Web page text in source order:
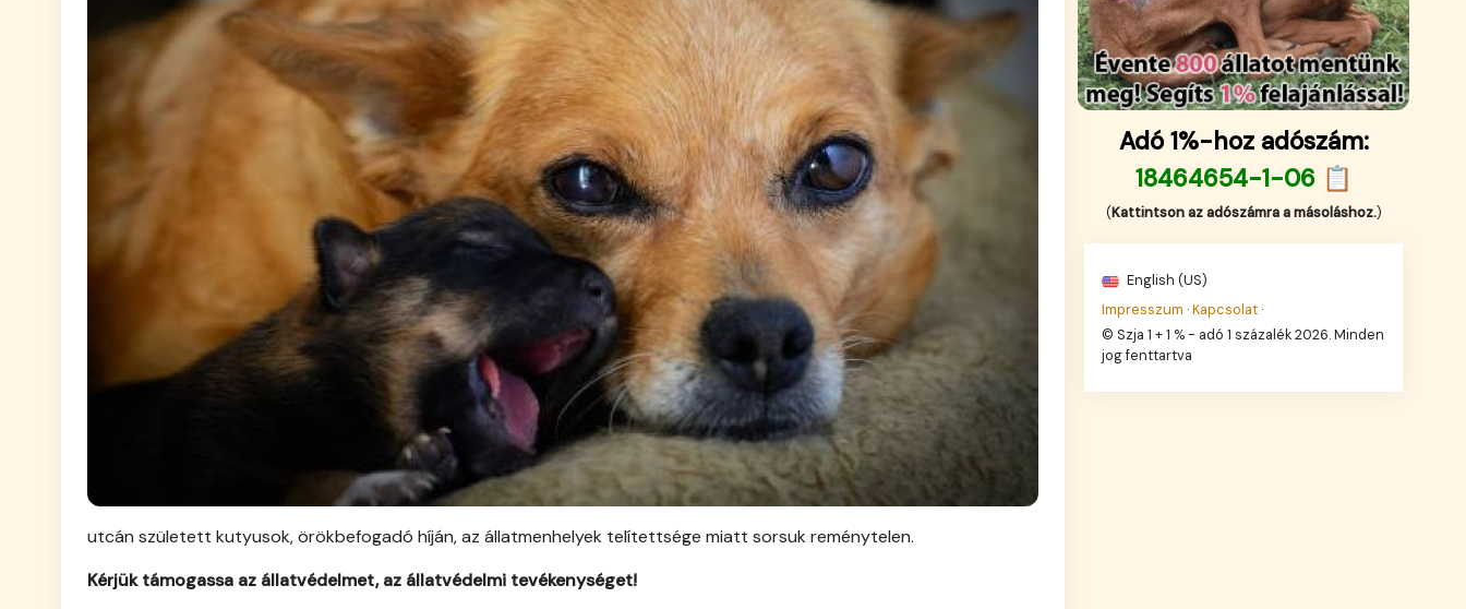
utcán született kutyusok, örökbefogadó híján, az állatmenhelyek telítettsége miatt sorsuk reménytelen.
Kérjük támogassa az állatvédelmet, az állatvédelmi tevékenységet!
Adó 1%-hoz adószám:
18464654-1-06 📋
(Kattintson az adószámra a másoláshoz.)
English (US)
Impresszum ·Kapcsolat ·
© Szja 1 + 1 % - adó 1 százalék 2026. Minden
jog fenttartva